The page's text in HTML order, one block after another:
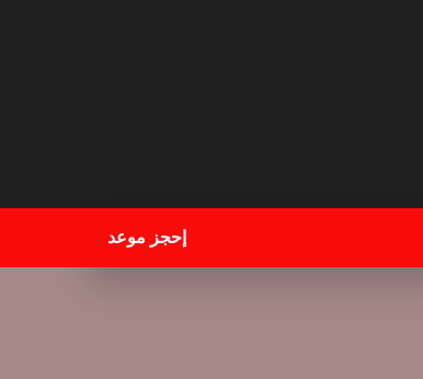
إحجز موعد